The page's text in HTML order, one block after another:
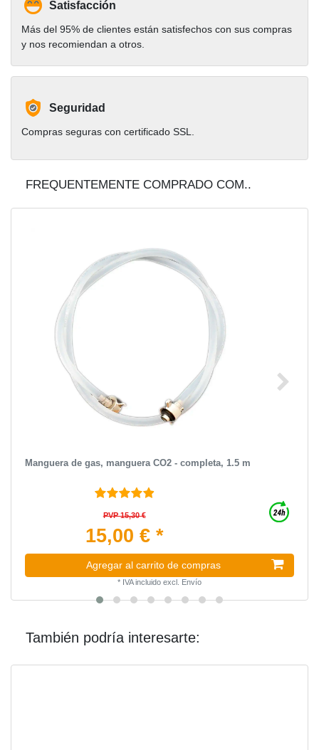
Satisfacción
Más del 95% de clientes están satisfechos con sus compras
y nos recomiendan a otros.
Seguridad
Compras seguras con certificado SSL.
FREQUENTEMENTE COMPRADO COM..
Manguera de gas, manguera CO2 - completa, 1.5 m
PVP 15,30 €
15,00 € *
Agregar al carrito de compras
* IVA incluido excl. Envío
También podría interesarte: